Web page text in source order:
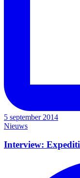
5 september 2014
Nieuws
Interview: